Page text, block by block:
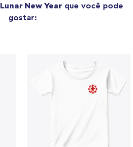
Lunar New Yearque você pode
gostar: